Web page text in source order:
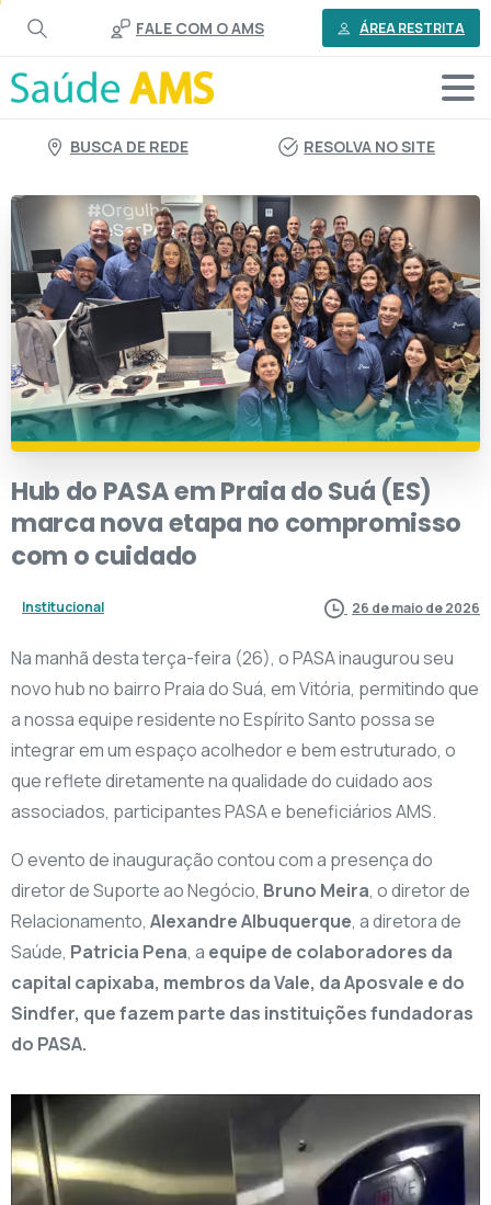
conteúdo
FALE COM O AMS ÁREA RESTRITA
BUSCA DE REDE RESOLVA NO SITE
Hub do PASAemPraiadoSuá (ES)
marcanovaetapa no compromisso
com ocuidado
Institucional 26 de maio de 2026
Na manhã desta terça-feira (26), o PASA inaugurou seu
novo hub no bairro Praia do Suá, em Vitória, permitindo que
a nossa equipe residente no Espírito Santo possa se
integrar em um espaço acolhedor e bem estruturado, o
que reflete diretamente na qualidade do cuidado aos
associados, participantes PASA e beneficiários AMS.
O evento de inauguração contou com a presença do
diretor de Suporte ao Negócio, Bruno Meira, o diretor de
Relacionamento, Alexandre Albuquerque, a diretora de
Saúde, Patricia Pena, a equipe de colaboradores da
capital capixaba, membros da Vale, da Aposvale e do
Sindfer, que fazem parte das instituições fundadoras
do PASA.